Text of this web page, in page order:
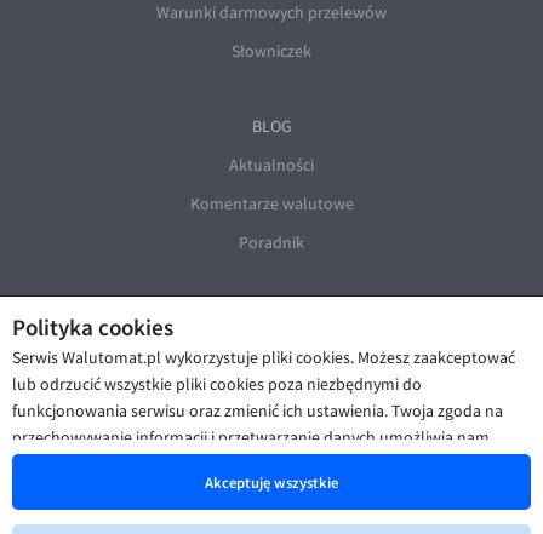
Polityka cookies
Serwis Walutomat.pl wykorzystuje pliki cookies. Możesz zaakceptować
lub odrzucić wszystkie pliki cookies poza niezbędnymi do
funkcjonowania serwisu oraz zmienić ich ustawienia. Twoja zgoda na
przechowywanie informacji i przetwarzanie danych umożliwia nam
poprawę funkcjonalności strony oraz prezentowanie Ci
spersonalizowanych treści i reklam. Więcej informacji znajdziesz w naszej
Akceptuję wszystkie
Warunki darmowych przelewów
Słowniczek
BLOG
Aktualności
Komentarze walutowe
Poradnik
© Walutomat 2026 | Regulaminy
|
Polityka prywatności i cookies | Deklaracja dostępności